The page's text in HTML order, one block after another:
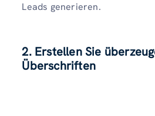
Leads generieren.
2. Erstellen Sie
Überschriften